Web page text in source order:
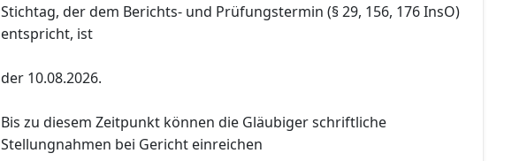
Stichtag, der dem Berichts- und Prüfungstermin (§ 29, 156, 176 InsO)
entspricht, ist
der 10.08.2026.
Bis zu diesem Zeitpunkt können die Gläubiger schriftliche
Stellungnahmen bei Gericht einreichen